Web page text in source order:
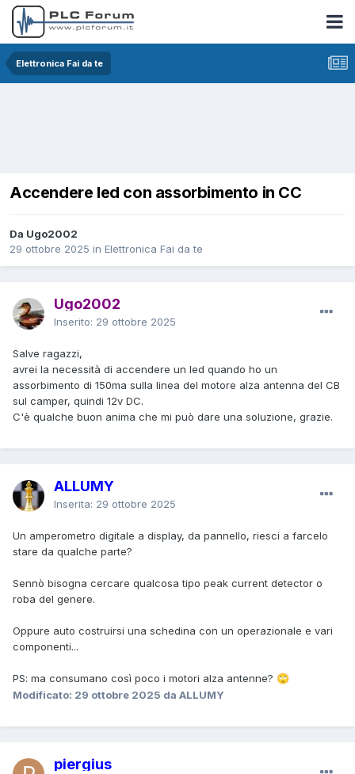
Elettronica Fai da te
Accendere led con assorbimento in CC
Da Ugo2002
29 ottobre 2025 in Elettronica Fai da te
Ugo2002
Inserito: 29 ottobre 2025
Salve ragazzi,
avrei la necessità di accendere un led quando ho un
assorbimento di 150ma sulla linea del motore alza antenna del CB
sul camper, quindi 12v DC.
C'è qualche buon anima che mi può dare una soluzione, grazie.
ALLUMY
Inserita: 29 ottobre 2025
Un amperometro digitale a display, da pannello, riesci a farcelo
stare da qualche parte?
Sennò bisogna cercare qualcosa tipo peak current detector o
roba del genere.
Oppure auto costruirsi una schedina con un operazionale e vari
componenti...
PS: ma consumano così poco i motori alza antenne? 🙄
Modificato: 29 ottobre 2025 da ALLUMY
piergius